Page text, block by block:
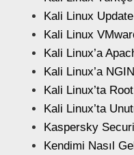
Kali Linux
Kali Linux
Kali Linux’a
Kali Linux’a
Kali Linux’ta
Kali Linux’ta
Kaspersky
Kendimi Nasıl